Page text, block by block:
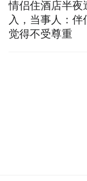
情侣住酒店半夜
入，当事人：伴
觉得不受尊重